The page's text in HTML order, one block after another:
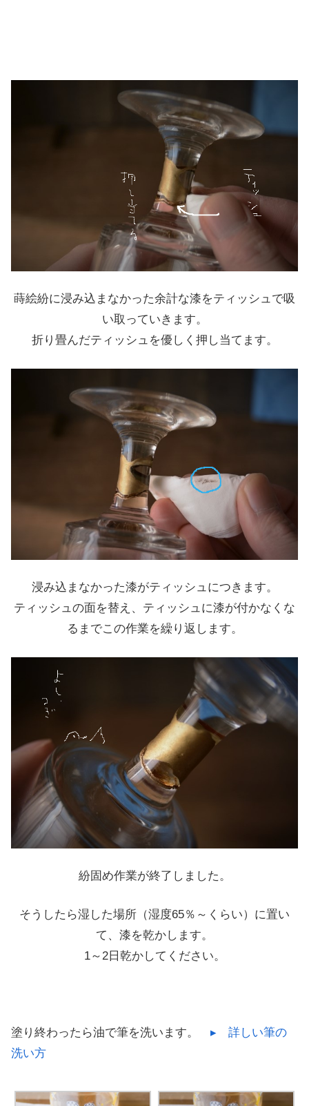
蒔絵紛に浸み込まなかった余計な漆をティッシュで吸
い取っていきます。
折り畳んだティッシュを優しく押し当てます。
浸み込まなかった漆がティッシュにつきます。
ティッシュの面を替え、ティッシュに漆が付かなくな
るまでこの作業を繰り返します。
紛固め作業が終了しました。
そうしたら湿した場所（湿度65％～くらい）に置い
て、漆を乾かします。
1～2日乾かしてください。
塗り終わったら油で筆を洗います。 ▸ 詳しい筆の
洗い方